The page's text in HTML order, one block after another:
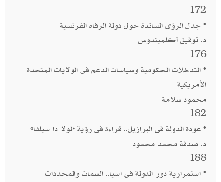
172
• جدل الرؤى السائدة حول دولة الرفاه الفرنسية
د. توفيق أكلميندوس
176
• التدخلات الحكومية وسياسات الدعم فى الولايات المتحدة
الأمريكية
محمود سلامة
182
• عودة الدولة فى البرازيل.. قراءة فى رؤية «لولا دا سيلفا»
د. صدفة محمد محمود
188
• استمرارية دور الدولة فى آسيا.. السمات والمحددات